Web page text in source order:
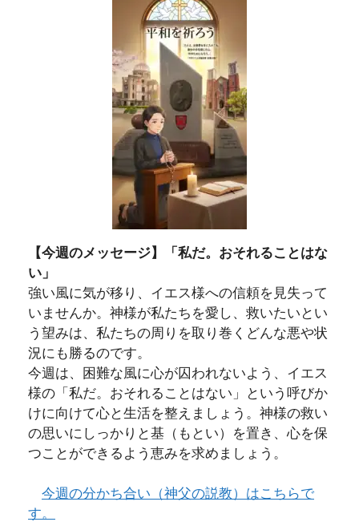
【今週のメッセージ】「私だ。おそれることはな
い」
​強い風に気が移り、イエス様への信頼を見失って
いませんか。神様が私たちを愛し、救いたいとい
う望みは、私たちの周りを取り巻くどんな悪や状
況にも勝るのです。
​今週は、困難な風に心が囚われないよう、イエス
様の「私だ。おそれることはない」という呼びか
けに向けて心と生活を整えましょう。神様の救い
の思いにしっかりと基（もとい）を置き、心を保
つことができるよう恵みを求めましょう。
今週の分かち合い（神父の説教）はこちらで
す。